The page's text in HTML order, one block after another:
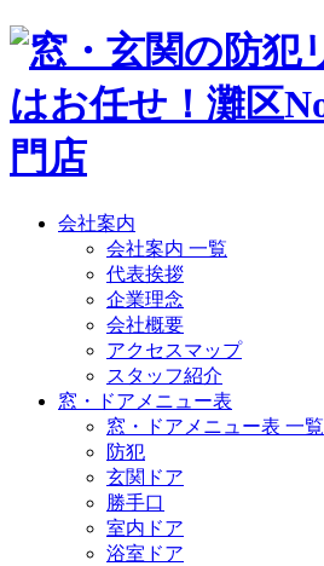
会社案内
会社案内 一覧
代表挨拶
企業理念
会社概要
アクセスマップ
スタッフ紹介
窓・ドアメニュー表
窓・ドアメニュー表 一覧
防犯
玄関ドア
勝手口
室内ドア
浴室ドア